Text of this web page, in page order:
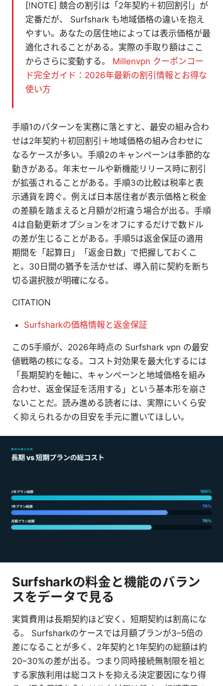
[!NOTE] 競合の割引は「2年契約＋初回割引」が
定番だが、 Surfshark も地域価格の違いを抱え
やすい。あなたの居住地によっては表示価格が最
適化されることがある。実際の手取り額はここ
からさらに変動する。 Millenvpn クーポンコー
ド完全ガイド：2026年最新の割引情報とお得な
使い方
手順1のパターンを実務に落とすと、最安の組み合わ
せは2年契約＋初回割引＋地域価格の組み合わせに
なるケースが多い。手順2のキャンペーンは季節的な
動きがある。年末セールや新機能リリース時に割引
が拡張されることがある。手順3の比較は税率と表
示通貨を跨ぐ。例えば日本居住者が表示価格と税金
の差額を踏まえると月額が2桁違う場合が出る。手順
4は自動更新オプションをオフにするだけで数ドル
の差が生じることがある。手順5は返金保証の適用
期間を「起算日」「返金日数」で把握しておくこ
と。30日間の猶予を活かせば、導入前に契約を断ち
切る選択肢が明確になる。
CITATION
Surfsharkの価格情報と返金保証
この5手順が、2026年時点の Surfshark vpn の最安
値戦略の核になる。コスト対効果を最大化するには
「長期契約を軸に、キャンペーンと地域価格を組み
合わせ、返金保証を活用する」という基本形を崩さ
ないことだ。読み進める読者には、実際にいくら安
く抑えられるかの目安を手元に置いてほしい。
Surfsharkの料金と機能のバラン
スをデータで見る
実質費用は長期契約ほど安く、短期契約は割高にな
る。 Surfsharkのケースでは月額プランが3–5倍の
差になることが多く、2年契約と1年契約の総額は約
20–30%の差が出る。つまり同時接続無制限を祖と
する家族利用は総コストを抑える決定要因になり得